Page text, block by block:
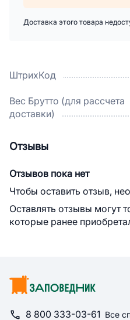
ШтрихКод
Вес Брутто (для рассчета
доставки)
Доставка этого товара
Отзывы
Отзывов пока нет
Чтобы оставить отзыв,
Оставлять отзывы могут
которые ранее
8 800 333-03-61 Все